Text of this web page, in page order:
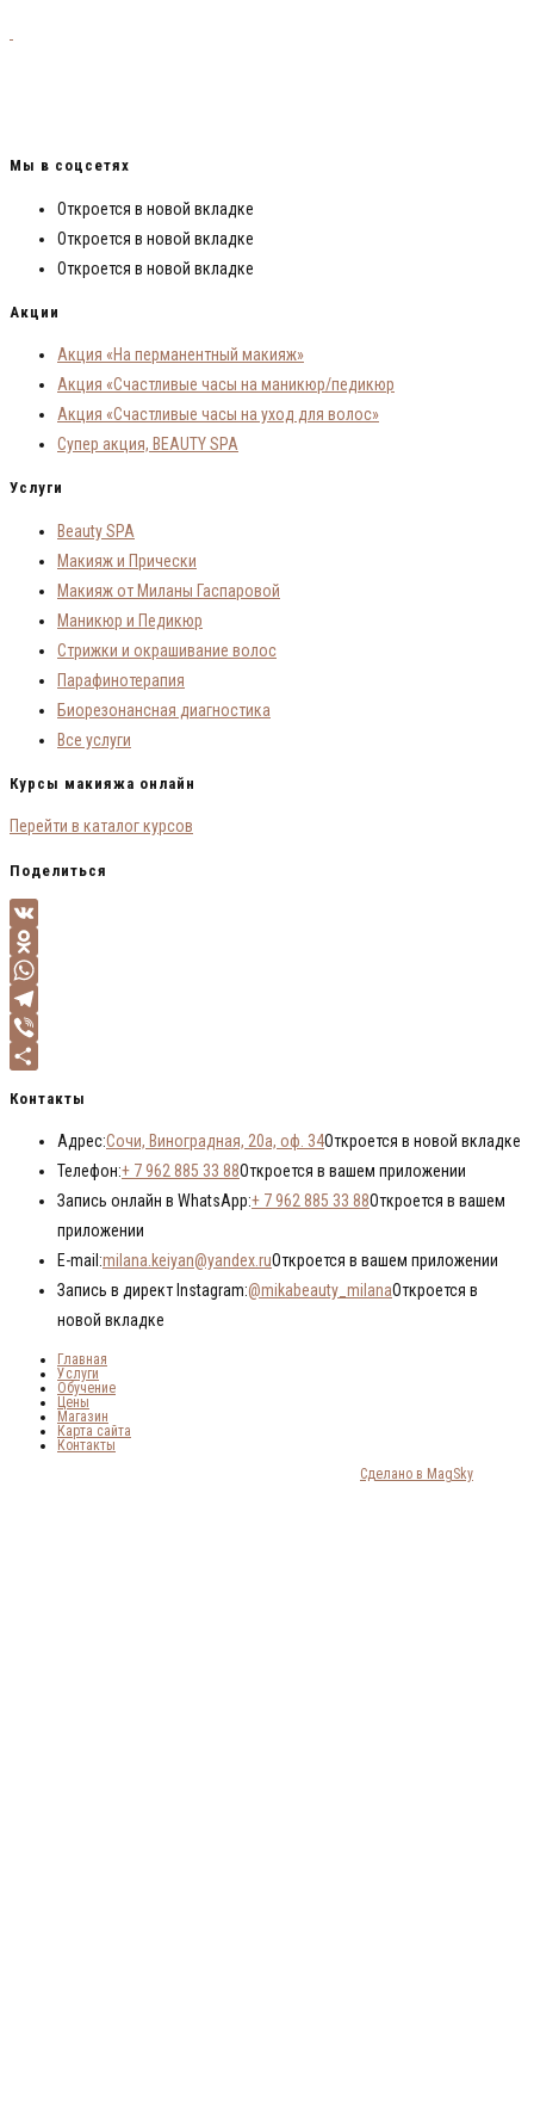
Мы в соцсетях
Откроется в новой вкладке
Откроется в новой вкладке
Откроется в новой вкладке
Акции
Акция «На перманентный макияж»
Акция «Счастливые часы на маникюр/педикюр
Акция «Счастливые часы на уход для волос»
Супер акция, BEAUTY SPA
Услуги
Beauty SPA
Макияж и Прически
Макияж от Миланы Гаспаровой
Маникюр и Педикюр
Стрижки и окрашивание волос
Парафинотерапия
Биорезонансная диагностика
Все услуги
Курсы макияжа онлайн
Перейти в каталог курсов
Поделиться
VK
Odnoklassniki
WhatsApp
Telegram
Viber
Контакты
Адрес:Сочи, Виноградная, 20а, оф. 34Откроется в новой вкладке
Телефон:+ 7 962 885 33 88Откроется в вашем приложении
Запись онлайн в WhatsApp:+ 7 962 885 33 88Откроется в вашем
приложении
E-mail:milana.keiyan@yandex.ruОткроется в вашем приложении
Запись в директ Instagram:@mikabeauty_milanaОткроется в
новой вкладке
Главная
Услуги
Обучение
Цены
Магазин
Карта сайта
Контакты
Сделано в MagSky